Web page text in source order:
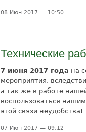
08 Июн 2017 — 10:50
Технические
7 июня 2017 года на
мероприятия,
а так же в работе
воспользоваться
этой связи неудобства!
07 Июн 2017 — 09:12